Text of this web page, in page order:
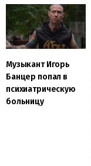
Музыкант Игорь
Банцер попал в
психиатрическую
больницу